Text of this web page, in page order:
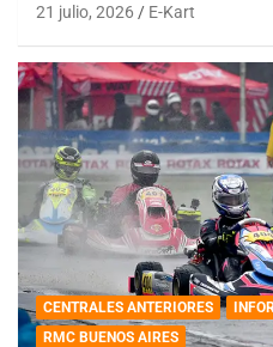
21 julio, 2026 E-Kart
CENTRALES ANTERIORES
RMC BUENOS AIRES